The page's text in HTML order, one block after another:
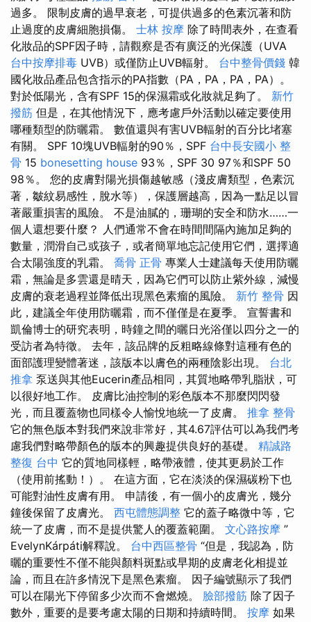
過多。 限制皮膚的過早衰老，可提供過多的色素沉著和防
止過度的皮膚細胞損傷。 士林 按摩 除了時間表外，在查看
化妝品的SPF因子時，請觀察是否有廣泛的光保護（UVA
台中按摩排毒 UVB）或僅防止UVB輻射。 台中整骨價錢 韓
國化妝品產品包含指示的PA指數（PA，PA，PA，PA）。
對於低陽光，含有SPF 15的保濕霜或化妝就足夠了。 新竹
撥筋 但是，在其他情況下，應考慮戶外活動以確定要使用
哪種類型的防曬霜。 數值還與有害UVB輻射的百分比堵塞
有關。 SPF 10塊UVB輻射的90％，SPF 台中長安國小 整
骨 15 bonesetting house 93％，SPF 30 97％和SPF 50
98％。 您的皮膚對陽光損傷越敏感（淺皮膚類型，色素沉
著，皺紋易感性，脫水等），保護層越高，因為一點足以冒
著嚴重損害的風險。 不是油膩的，珊瑚的安全和防水……一
個人還想要什麼？ 人們通常不會在時間間隔內施加足夠的
數量，潤滑自己或孩子，或者簡單地忘記使用它們，選擇適
合太陽強度的乳霜。 喬骨 正骨 專業人士建議每天使用防曬
霜，無論是多雲還是晴天，因為它們可以防止紫外線，減慢
皮膚的衰老過程並降低出現黑色素瘤的風險。 新竹 整骨 因
此，建議全年使用防曬霜，而不僅僅是在夏季。 宣誓書和
凱倫博士的研究表明，時鐘之間的曬日光浴僅以四分之一的
受訪者為特徵。 去年，該品牌的反粗略線條對這種有色的
面部護理變體著迷，該版本以膚色的兩種陰影出現。 台北
推拿 泵送與其他Eucerin產品相同，其質地略帶乳脂狀，可
以很好地工作。 皮膚比油控制的彩色版本不那麼閃閃發
光，而且覆蓋物也同樣令人愉悅地統一了皮膚。 推拿 整骨
它的無色版本對我們來說非常好，其4.67評估可以為我們考
慮我們對略帶顏色的版本的興趣提供良好的基礎。 精誠路
整復 台中 它的質地同樣輕，略帶液體，使其更易於工作
（使用前搖動！）。 在這方面，它在淡淡的保濕碳粉下也
可能對油性皮膚有用。 申請後，有一個小的皮膚光，幾分
鐘後保留了皮膚光。 西屯體態調整 它的蓋子略微中等，它
統一了皮膚，而不是提供驚人的覆蓋範圍。 文心路按摩 ”
EvelynKárpáti解釋說。 台中西區整骨 “但是，我認為，防
曬的重要性不僅不能與顏料斑點或早期的皮膚老化相提並
論，而且在許多情況下是黑色素瘤。 因子編號顯示了我們
可以在陽光下停留多少次而不會燃燒。 臉部撥筋 除了因子
數外，重要的是要考慮太陽的日期和持續時間。 按摩 如果